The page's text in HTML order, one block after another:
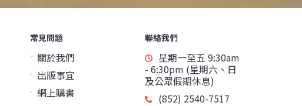
常見問題
關於我們
出版事宜
網上購書
聯絡我們
星期一至五 9:30am
- 6:30pm (星期六、日
及公眾假期休息)
(852) 2540-7517